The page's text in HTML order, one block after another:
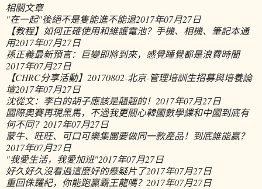
相關文章
"在一起"後絕不是隻能進不能退2017年07月27日
【教程】如何正確使用和維護電池？手機、相機、筆記本通
用2017年07月27日
孫正義最新預言：巨變即將到來，感覺睡覺都是浪費時間
2017年07月27日
【CHRC分享活動】20170802-北京-管理培訓生招募與培養論
壇2017年07月27日
沈從文：李白的胡子應該是翹翹的！ 2017年07月27日
國際奧賽再現黑馬，不過我更關心韓國數學課和中國到底有
何不同？ 2017年07月27日
蒙牛、旺旺、可口可樂集團要做同一款產品！到底誰能贏？
2017年07月27日
"我愛生活，我愛加班"2017年07月27日
好久好久沒看過這麼好的懸疑片了2017年07月27日
重回侏羅紀，你能跑贏霸王龍嗎？ 2017年07月27日